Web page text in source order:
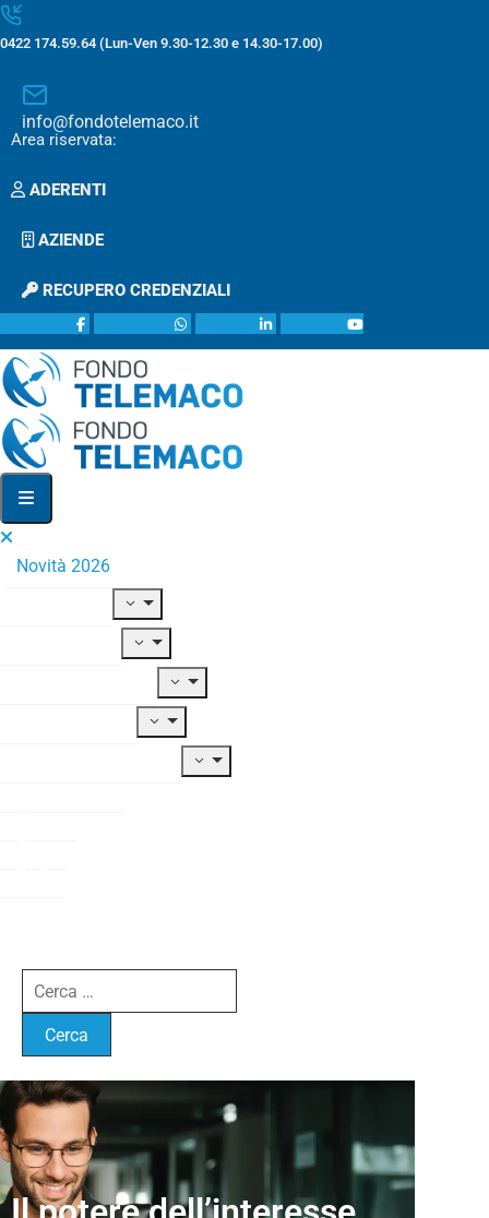
0422 174.59.64 (Lun-Ven 9.30-12.30 e 14.30-17.00)
info@fondotelemaco.it
Area riservata:
ADERENTI
AZIENDE
RECUPERO CREDENZIALI
Novità 2026